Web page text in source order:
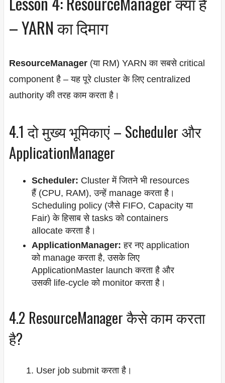
– YARN का दिमाग
ResourceManager(या RM) YARN का सबसे critical
component है – यह पूरे cluster के लिए centralized
authority की तरह काम करता है।
4.1 दो मुख्य भूमिकाएं – Scheduler और
ApplicationManager
Scheduler: Cluster में जितने भी resources
हैं (CPU, RAM), उन्हें manage करता है।
Scheduling policy (जैसे FIFO, Capacity या
Fair) के हिसाब से tasks को containers
allocate करता है।
ApplicationManager: हर नए application
को manage करता है, उसके लिए
ApplicationMaster launch करता है और
उसकी life-cycle को monitor करता है।
4.2 ResourceManager कैसे काम करता
है?
User job submit करता है।